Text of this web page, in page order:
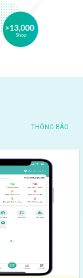
THÔNG BÁO